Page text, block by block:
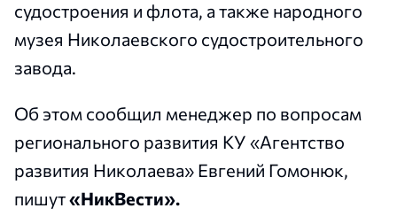
судостроения и флота, а также народного
музея Николаевского судостроительного
завода.
Об этом сообщил менеджер по вопросам
регионального развития КУ «Агентство
развития Николаева» Евгений Гомонюк,
пишут«НикВести».